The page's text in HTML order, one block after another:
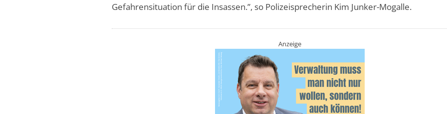
Gefahrensituation für die Insassen.”, so Polizeisprecherin Kim Junker-Mogalle.
Anzeige